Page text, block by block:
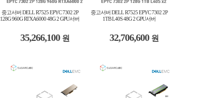
중고서버 DELL R7525 EPYC 7302 2P
128G 960G RTXA6000 48G 2 GPU서버
35,266,100 원
중고서버 DELL R7525 EPYC 7302 2P
1TB L40S 48G 2 GPU서버
32,706,600 원